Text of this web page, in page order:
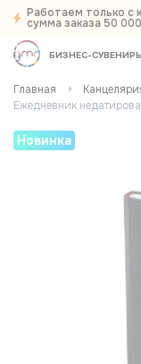
Работаем только с
сумма заказа 50
БИЗНЕС-
Главная
Ежедневник
Новинка